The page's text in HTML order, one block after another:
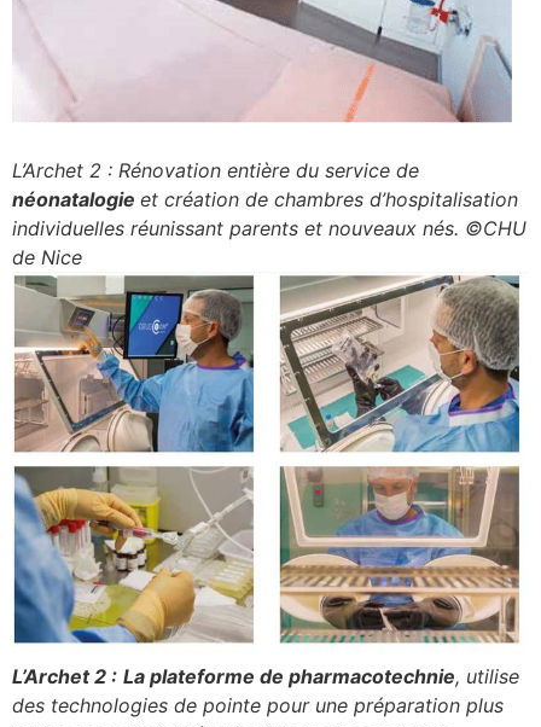
L’Archet 2 : Rénovation entière du service de
néonatalogie et création de chambres d’hospitalisation
individuelles réunissant parents et nouveaux nés. ©CHU
de Nice
L’Archet 2 : La plateforme de pharmacotechnie, utilise
des technologies de pointe pour une préparation plus